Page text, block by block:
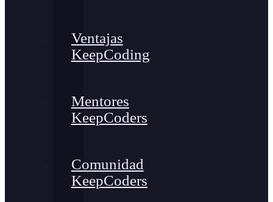
Ventajas
KeepCoding
Mentores
KeepCoders
Comunidad
KeepCoders